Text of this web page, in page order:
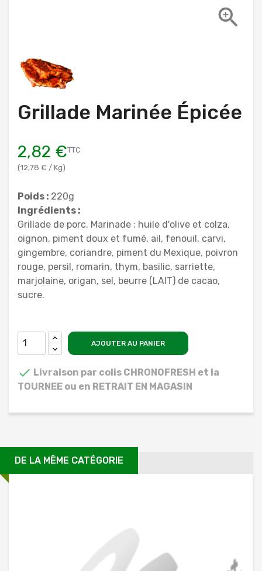

Grillade Marinée Épicée
2,82 €
(12,78 € / Kg)
TTC
Poids : 220g
Ingrédients :
Grillade de porc. Marinade : huile d'olive et colza,
oignon, piment doux et fumé, ail, fenouil, carvi,
gingembre, coriandre, piment du Mexique, poivron
rouge, persil, romarin, thym, basilic, sarriette,
marjolaine, origan, sel, beurre (LAIT) de cacao,
sucre.
AJOUTER AU PANIER
 Livraison par colis CHRONOFRESH et la
TOURNEE ou en RETRAIT EN MAGASIN
DE LA MÊME CATÉGORIE